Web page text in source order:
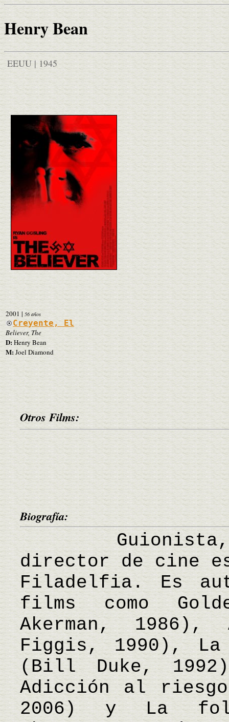
Henry Bean
EEUU | 1945
2001 | 56 años
Creyente, El
Believer, The
D:Henry Bean
M:Joel Diamond
Otros Films:
Biografía:
Guionista,
director de cine
Filadelfia. Es
films como
Akerman, 1986),
Figgis, 1990),
(Bill Duke,
Adicción al riesgo
2006) y La